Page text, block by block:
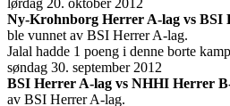
lørdag 20. oktober 2012
Ny-Krohnborg Herrer A-lag vs BSI
ble vunnet av BSI Herrer A-lag.
Jalal hadde 1 poeng i denne borte
søndag 30. september 2012
BSI Herrer A-lag vs NHHI Herrer
av BSI Herrer A-lag.